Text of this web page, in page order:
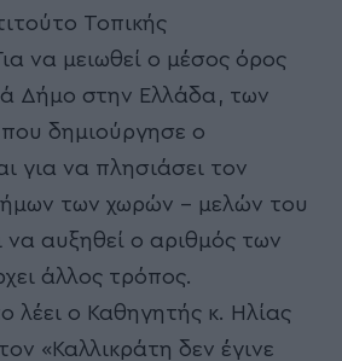
Τοπικής
να μειωθεί ο μέσος όρος
Δήμο στην Ελλάδα, των
δημιούργησε ο
για να πλησιάσει τον
των χωρών – μελών του
αυξηθεί ο αριθμός των
άλλος τρόπος.
λέει ο Καθηγητής κ. Ηλίας
«Καλλικράτη δεν έγινε